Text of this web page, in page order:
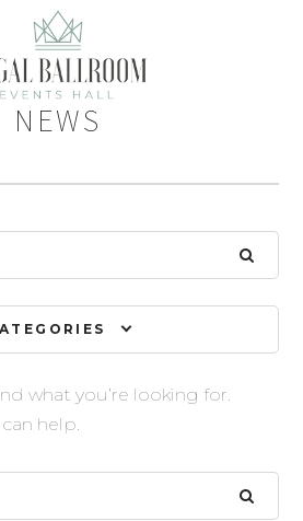
NEWS
what you’re looking for.
help.